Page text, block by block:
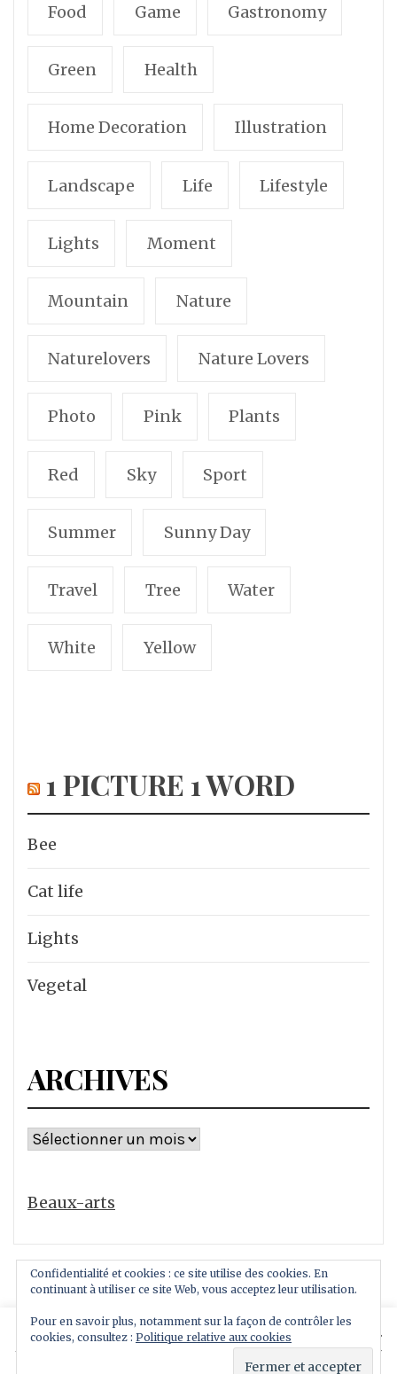
Food Game Gastronomy
Green Health
Home Decoration Illustration
Landscape Life Lifestyle
Lights Moment
Mountain Nature
Naturelovers Nature Lovers
Photo Pink Plants
Red Sky Sport
Summer Sunny Day
Travel Tree Water
White Yellow
1 PICTURE 1 WORD
Bee
Cat life
Lights
Vegetal
ARCHIVES
Archives
Beaux-arts
Copyright All rights reserved
This website uses cookies to improve your experience.
Confidentialité et cookies : ce site utilise des cookies. En
continuant à utiliser ce site Web, vous acceptez leur utilisation.
Pour en savoir plus, notamment sur la façon de contrôler les
cookies, consultez : Politique relative aux cookies